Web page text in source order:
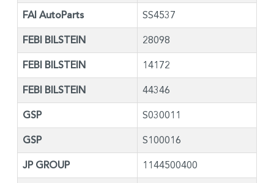
FAI AutoParts SS4537
FEBI BILSTEIN 28098
FEBI BILSTEIN 14172
FEBI BILSTEIN 44346
GSP S030011
GSP S100016
JP GROUP 1144500400